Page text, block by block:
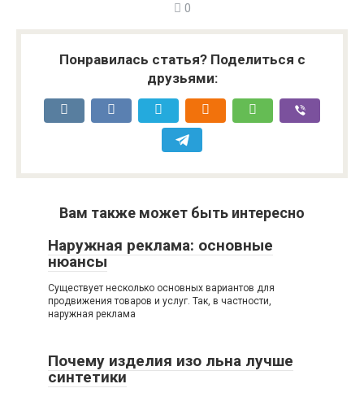
0
Понравилась статья? Поделиться с
друзьями:
Вам также может быть интересно
Наружная реклама: основные
нюансы
Существует несколько основных вариантов для
продвижения товаров и услуг. Так, в частности,
наружная реклама
Почему изделия изо льна лучше
синтетики